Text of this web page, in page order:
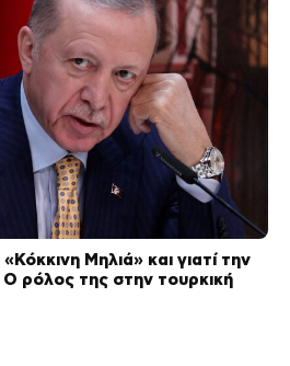
«Κόκκινη Μηλιά» και γιατί την
ρόλος της στην τουρκική